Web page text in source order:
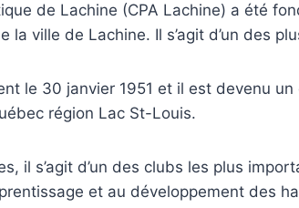
de Lachine (CPA Lachine) a été
la ville de Lachine. Il s’agit d’un des
le 30 janvier 1951 et il est devenu
région Lac St-Louis.
il s’agit d’un des clubs les plus
et au développement des